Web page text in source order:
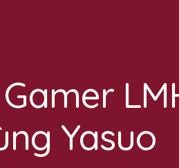
Yasuo